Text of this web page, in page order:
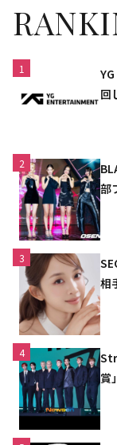
1
回
2
部
3
相
4
賞